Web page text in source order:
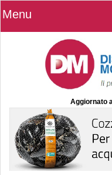
Menu
Aggiornato